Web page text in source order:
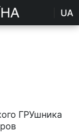
UA
ГРУшника